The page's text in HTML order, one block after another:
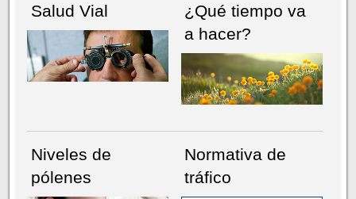
Salud Vial
¿Qué tiempo va
a hacer?
Niveles de
pólenes
Normativa de
tráfico